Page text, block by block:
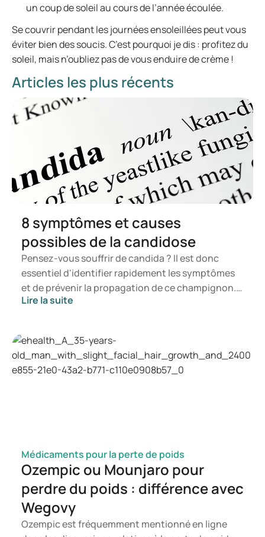
un coup de soleil au cours de l’année écoulée.
Se couvrir pendant les journées ensoleillées peut vous
éviter bien des soucis. C’est pourquoi je dis : profitez du
soleil, mais n’oubliez pas de vous enduire de crème !
Articles les plus récents
8 symptômes et causes
possibles de la candidose
Pensez-vous souffrir de candida ? Il est donc
essentiel d'identifier rapidement les symptômes
et de prévenir la propagation de ce champignon.
Dans cet article, vous apprendrez ce qu'est le
manifester. Vous saurez ainsi à quel moment il est
pertinent de consulter un professionnel de santé.
Lire la suite
Médicaments pour la perte de poids
Ozempic ou Mounjaro pour
perdre du poids : différence avec
Wegovy
Ozempic est fréquemment mentionné en ligne